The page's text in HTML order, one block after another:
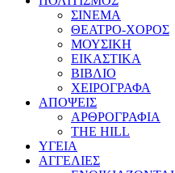
ΣΙΝΕΜΑ
ΘΕΑΤΡΟ-ΧΟΡΟΣ
ΜΟΥΣΙΚΗ
ΕΙΚΑΣΤΙΚΑ
ΒΙΒΛΙΟ
ΧΕΙΡΟΓΡΑΦΑ
ΑΠΟΨΕΙΣ
ΑΡΘΡΟΓΡΑΦΙΑ
THE HILL
ΥΓΕΙΑ
ΑΓΓΕΛΙΕΣ